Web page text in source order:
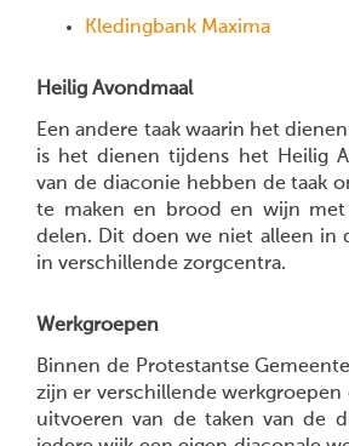
Kledingbank Maxima
Heilig Avondmaal
Een andere taak waarin het
is het dienen tijdens het Heilig
van de diaconie hebben de taak
te maken en brood en wijn
delen. Dit doen we niet alleen in
in verschillende zorgcentra.
Werkgroepen
Binnen de Protestantse
zijn er verschillende
uitvoeren van de taken van de